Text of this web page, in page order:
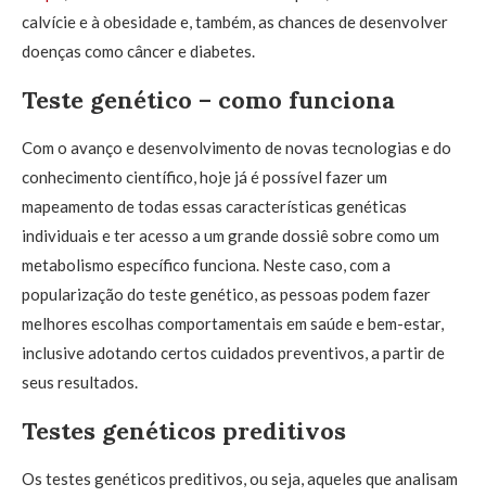
calvície e à obesidade e, também, as chances de desenvolver
doenças como câncer e diabetes.
Teste genético – como funciona
Com o avanço e desenvolvimento de novas tecnologias e do
conhecimento científico, hoje já é possível fazer um
mapeamento de todas essas características genéticas
individuais e ter acesso a um grande dossiê sobre como um
metabolismo específico funciona. Neste caso, com a
popularização do teste genético, as pessoas podem fazer
melhores escolhas comportamentais em saúde e bem-estar,
inclusive adotando certos cuidados preventivos, a partir de
seus resultados.
Testes genéticos preditivos
Os testes genéticos preditivos, ou seja, aqueles que analisam